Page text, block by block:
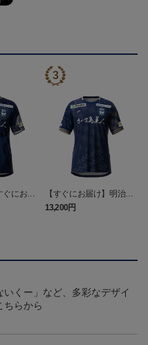
ぐにお届
ンティッ
FP1st
【すぐにお届け】明治安
田J2・J3百年構想リーグ
オーセンティックユニフ
13,200円
いくー」など、多彩なデザイ
ちらから